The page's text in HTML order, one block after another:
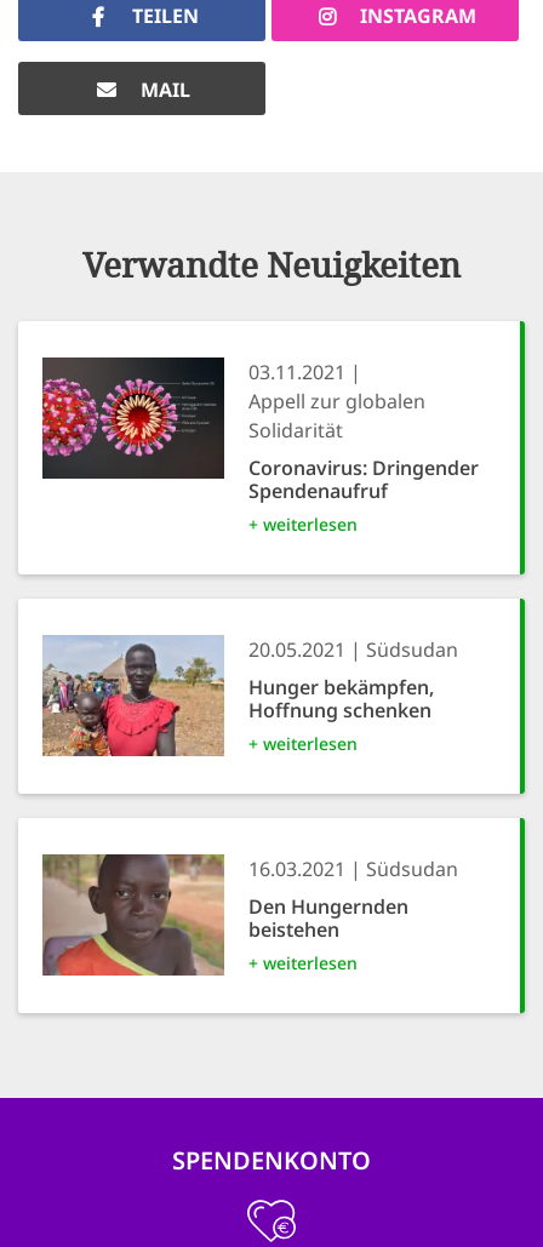
TEILEN INSTAGRAM
MAIL
Verwandte Neuigkeiten
03.11.2021
Appell zur globalen
Solidarität
Coronavirus: Dringender
Spendenaufruf
+ weiterlesen
20.05.2021
Südsudan
Hunger bekämpfen,
Hoffnung schenken
+ weiterlesen
16.03.2021
Südsudan
Den Hungernden
beistehen
+ weiterlesen
SPENDENKONTO